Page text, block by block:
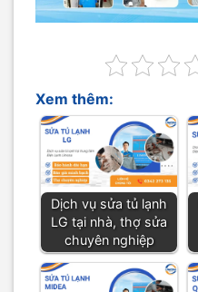
Xem thêm:
Dịch vụ sửa tủ lạnh
LG tại nhà, thợ sửa
chuyên nghiệp